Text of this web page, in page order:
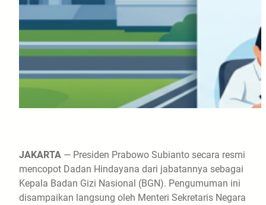
JAKARTA — Presiden Prabowo Subianto secara resmi
mencopot Dadan Hindayana dari jabatannya sebagai
Kepala Badan Gizi Nasional (BGN). Pengumuman ini
disampaikan langsung oleh Menteri Sekretaris Negara